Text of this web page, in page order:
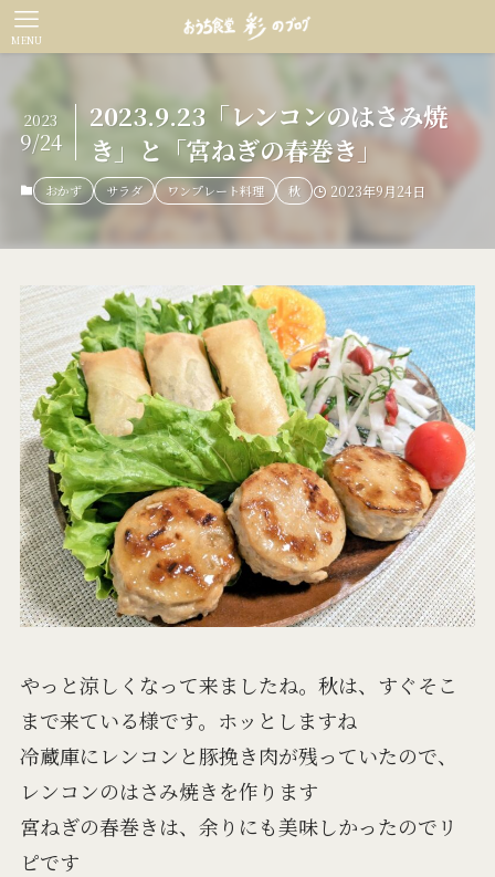
MENU
2023.9.23「レンコンのはさみ焼
き」と「宮ねぎの春巻き」
2023
9/24
おかず サラダ ワンプレート料理 秋 2023年9月24日
やっと涼しくなって来ましたね。秋は、すぐそこ
まで来ている様です。ホッとしますね
冷蔵庫にレンコンと豚挽き肉が残っていたので、
レンコンのはさみ焼きを作ります
宮ねぎの春巻きは、余りにも美味しかったのでリ
ピです